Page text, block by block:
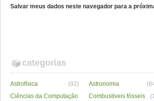
Salvar meus dados neste navegador para a
categorias
Astrofísica (92) Astronomia
Ciências da Computação
Combustíveis fósseis